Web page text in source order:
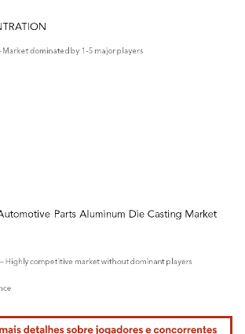
O reuso requer atribuição conforme CC BY 4.0.